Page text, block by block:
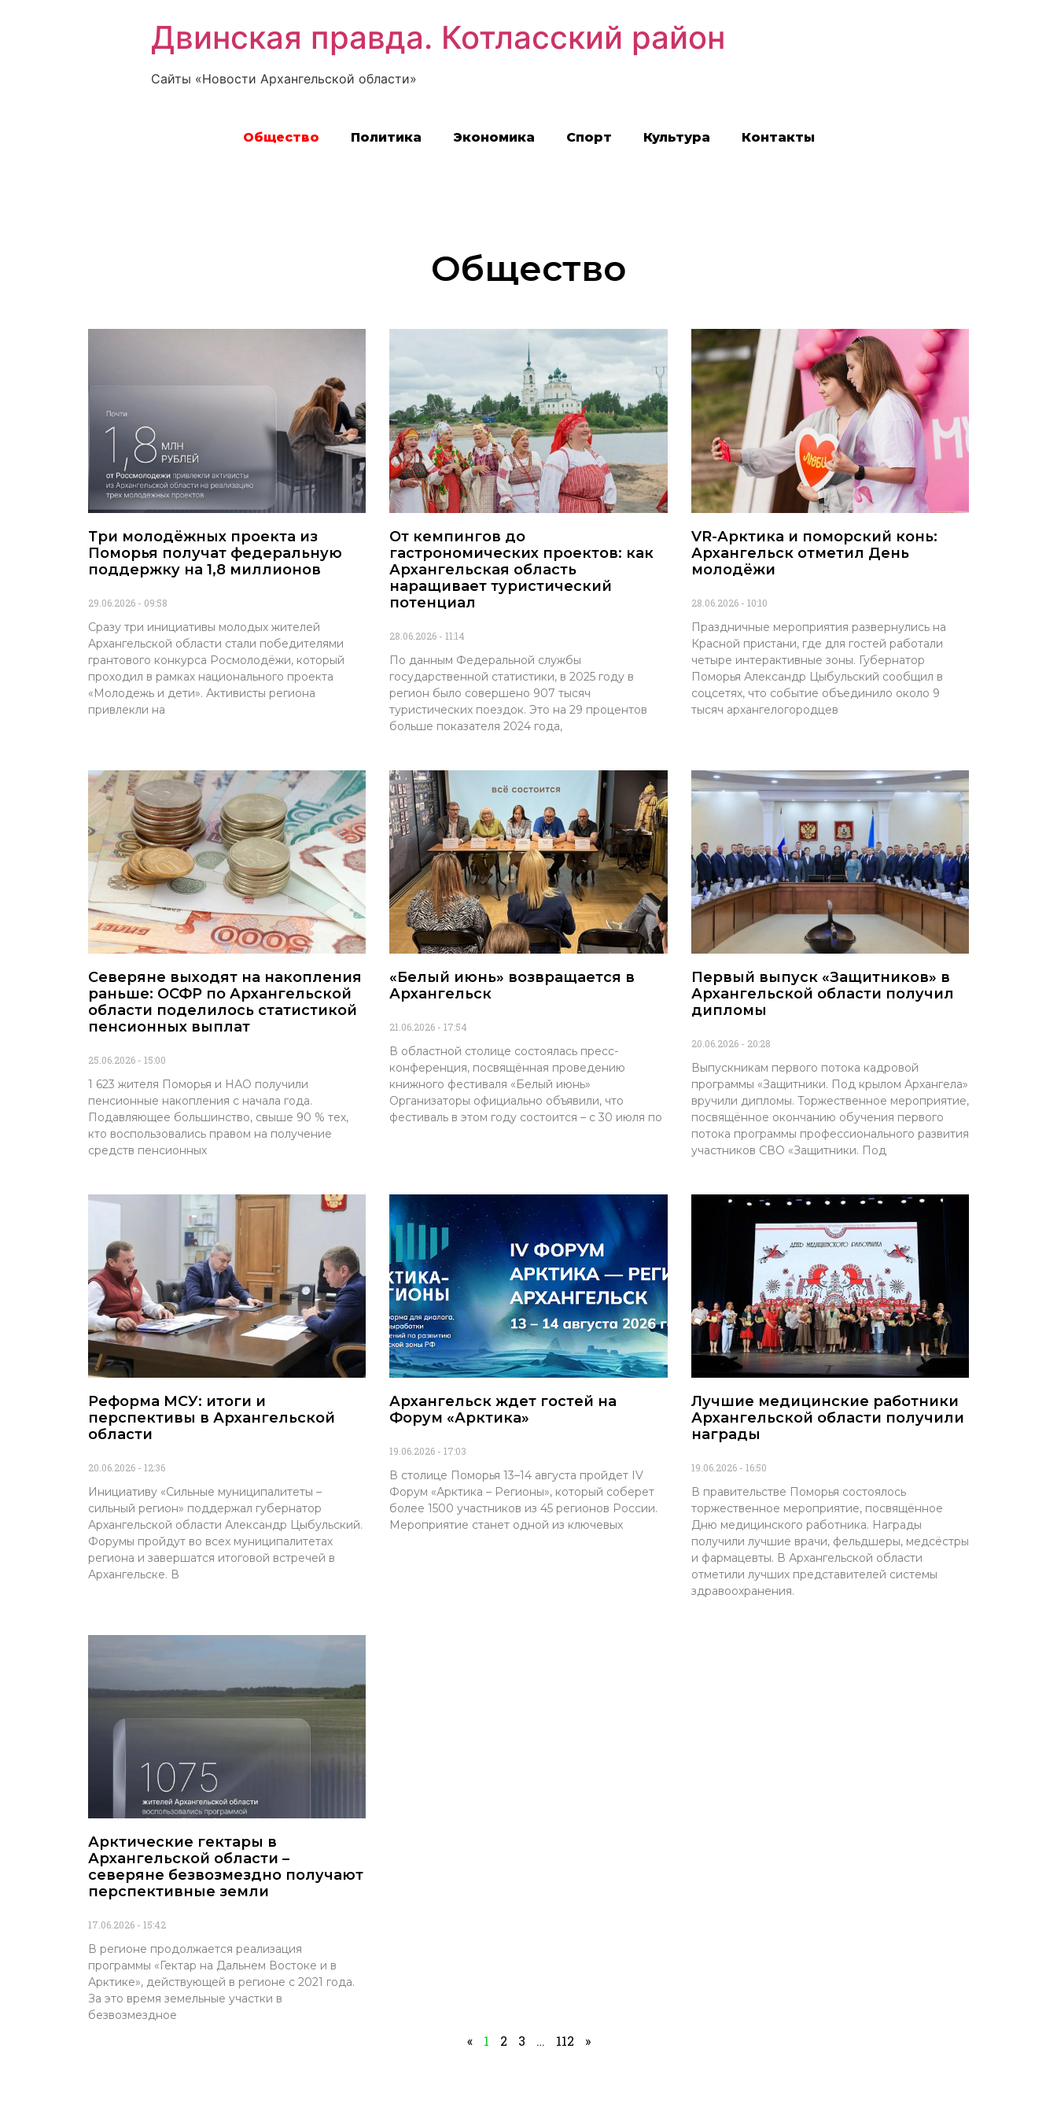
Двинская правда. Котласский район
Сайты «Новости Архангельской области»
Общество Политика Экономика Спорт Культура Контакты
Общество
Три молодёжных проекта из
Поморья получат федеральную
поддержку на 1,8 миллионов
29.06.2026 09:58
Сразу три инициативы молодых жителей
Архангельской области стали победителями
грантового конкурса Росмолодёжи, который
проходил в рамках национального проекта
«Молодежь и дети». Активисты региона
привлекли на
От кемпингов до
гастрономических проектов: как
Архангельская область
наращивает туристический
потенциал
28.06.2026 11:14
По данным Федеральной службы
государственной статистики, в 2025 году в
регион было совершено 907 тысяч
туристических поездок. Это на 29 процентов
больше показателя 2024 года,
VR-Арктика и поморский конь:
Архангельск отметил День
молодёжи
28.06.2026 10:10
Праздничные мероприятия развернулись на
Красной пристани, где для гостей работали
четыре интерактивные зоны. Губернатор
Поморья Александр Цыбульский сообщил в
соцсетях, что событие объединило около 9
тысяч архангелогородцев
Северяне выходят на накопления
раньше: ОСФР по Архангельской
области поделилось статистикой
пенсионных выплат
25.06.2026 15:00
1 623 жителя Поморья и НАО получили
пенсионные накопления с начала года.
Подавляющее большинство, свыше 90 % тех,
кто воспользовались правом на получение
средств пенсионных
«Белый июнь» возвращается в
Архангельск
21.06.2026 17:54
В областной столице состоялась пресс-
конференция, посвящённая проведению
книжного фестиваля «Белый июнь»
Организаторы официально объявили, что
фестиваль в этом году состоится – с 30 июля по
Первый выпуск «Защитников» в
Архангельской области получил
дипломы
20.06.2026 20:28
Выпускникам первого потока кадровой
программы «Защитники. Под крылом Архангела»
вручили дипломы. Торжественное мероприятие,
посвящённое окончанию обучения первого
потока программы профессионального развития
участников СВО «Защитники. Под
Реформа МСУ: итоги и
перспективы в Архангельской
области
20.06.2026 12:36
Инициативу «Сильные муниципалитеты –
сильный регион» поддержал губернатор
Архангельской области Александр Цыбульский.
Форумы пройдут во всех муниципалитетах
региона и завершатся итоговой встречей в
Архангельске. В
Архангельск ждет гостей на
Форум «Арктика»
19.06.2026 17:03
В столице Поморья 13–14 августа пройдет IV
Форум «Арктика – Регионы», который соберет
более 1500 участников из 45 регионов России.
Мероприятие станет одной из ключевых
Лучшие медицинские работники
Архангельской области получили
награды
19.06.2026 16:50
В правительстве Поморья состоялось
торжественное мероприятие, посвящённое
Дню медицинского работника. Награды
получили лучшие врачи, фельдшеры, медсёстры
и фармацевты. В Архангельской области
отметили лучших представителей системы
здравоохранения.
Арктические гектары в
Архангельской области –
северяне безвозмездно получают
перспективные земли
17.06.2026 15:42
В регионе продолжается реализация
программы «Гектар на Дальнем Востоке и в
Арктике», действующей в регионе с 2021 года.
За это время земельные участки в
безвозмездное
« 1 2 3 … 112 »